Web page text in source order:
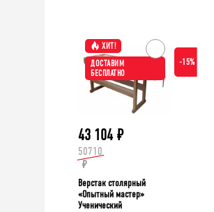
ХИТ!
ДОСТАВИМ
БЕСПЛАТНО
-15%
43 104 ₽
50710
₽
Верстак столярный
«Опытный мастер»
Ученический